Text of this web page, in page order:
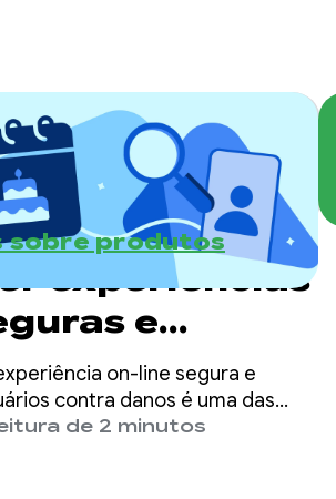
sobre produtos
experiências
e
à idade no
Play
on-line segura e
contra danos é uma das
do Google Play.
de 2 minutos